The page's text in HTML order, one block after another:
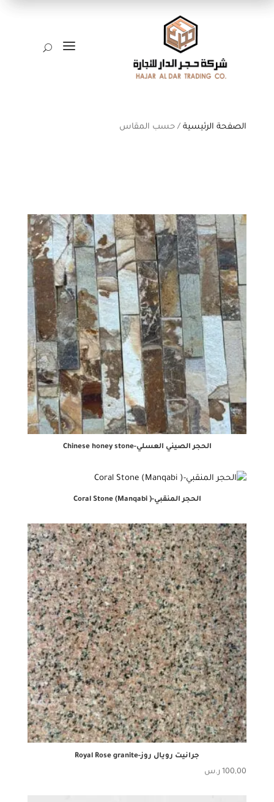
a
U
الصفحة الرئيسية/ حسب المقاس
الحجر الصيني العسلي-Chinese honey stone
الحجر المنقبي-Coral Stone (Manqabi )
جرانيت رويال روز-Royal Rose granite
100,00 ر.س